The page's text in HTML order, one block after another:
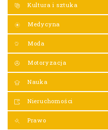
Kultura i sztuka
Medycyna
Moda
Motoryzacja
Nauka
Nieruchomości
Prawo